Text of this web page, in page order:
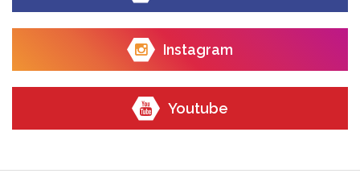
Instagram
Youtube